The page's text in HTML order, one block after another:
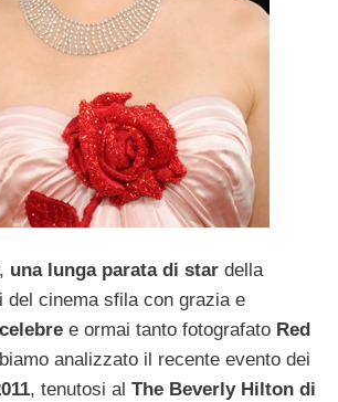
una lunga parata di star della
del cinema sfila con grazia e
e ormai tanto fotografato Red
analizzato il recente evento dei
, tenutosi al The Beverly Hilton di